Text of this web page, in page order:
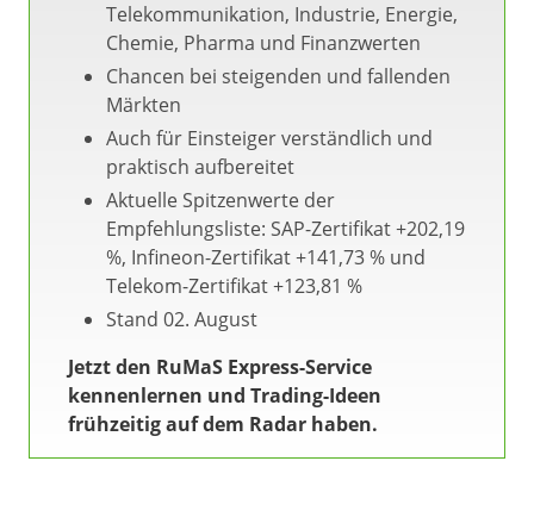
Telekommunikation, Industrie, Energie,
Chemie, Pharma und Finanzwerten
Chancen bei steigenden und fallenden
Märkten
Auch für Einsteiger verständlich und
praktisch aufbereitet
Aktuelle Spitzenwerte der
Empfehlungsliste: SAP-Zertifikat +202,19
%, Infineon-Zertifikat +141,73 % und
Telekom-Zertifikat +123,81 %
Stand 02. August
Jetzt den RuMaS Express-Service
kennenlernen und Trading-Ideen
frühzeitig auf dem Radar haben.